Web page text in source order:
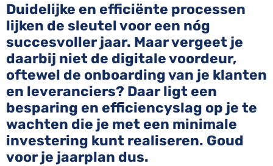
Duidelijke en efficiënte processen
lijken de sleutel voor een nóg
succesvoller jaar. Maar vergeet je
daarbij niet de digitale voordeur,
oftewel de onboarding van je klanten
en leveranciers? Daar ligt een
besparing en efficiencyslag op je te
wachten die je met een minimale
investering kunt realiseren. Goud
voor je jaarplan dus.